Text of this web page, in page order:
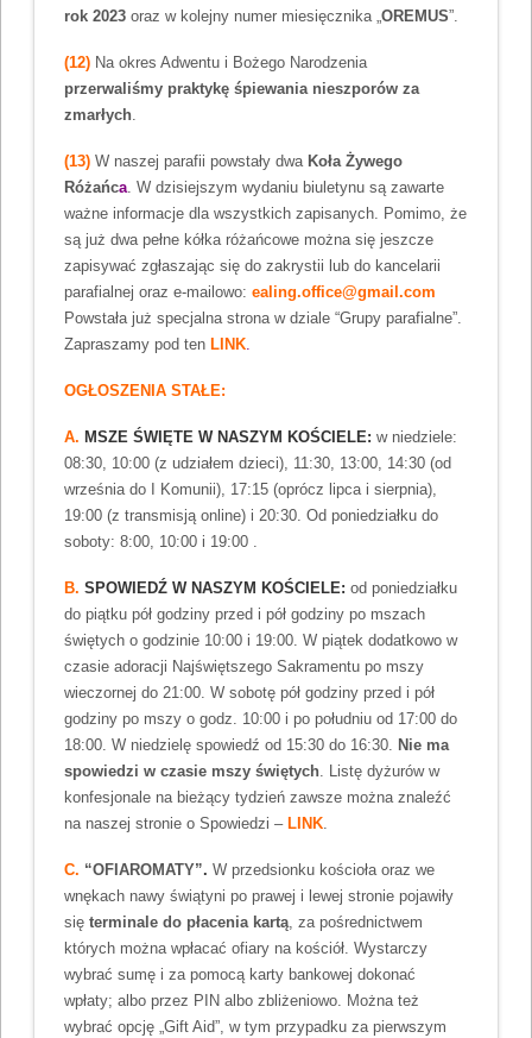
rok 2023oraz w kolejny numer miesięcznika „OREMUS”.
(12)Na okres Adwentu i Bożego Narodzenia
przerwaliśmy praktykę śpiewania nieszporów za
zmarłych.
(13) W naszej parafii powstały dwa Koła Żywego
Różańca. W dzisiejszym wydaniu biuletynu są zawarte
ważne informacje dla wszystkich zapisanych. Pomimo, że
są już dwa pełne kółka różańcowe można się jeszcze
zapisywać zgłaszając się do zakrystii lub do kancelarii
parafialnej oraz e-mailowo: ealing.office@gmail.com
Powstała już specjalna strona w dziale “Grupy parafialne”.
Zapraszamy pod ten LINK.
OGŁOSZENIA STAŁE:
A. MSZE ŚWIĘTE W NASZYM KOŚCIELE: w niedziele:
08:30, 10:00 (z udziałem dzieci), 11:30, 13:00, 14:30 (od
września do I Komunii), 17:15 (oprócz lipca i sierpnia),
19:00 (z transmisją online) i 20:30. Od poniedziałku do
soboty: 8:00, 10:00 i 19:00 .
B. SPOWIEDŹ W NASZYM KOŚCIELE: od poniedziałku
do piątku pół godziny przed i pół godziny po mszach
świętych o godzinie 10:00 i 19:00. W piątek dodatkowo w
czasie adoracji Najświętszego Sakramentu po mszy
wieczornej do 21:00. W sobotę pół godziny przed i pół
godziny po mszy o godz. 10:00 i po południu od 17:00 do
18:00. W niedzielę spowiedź od 15:30 do 16:30. Nie ma
spowiedzi w czasie mszy świętych. Listę dyżurów w
konfesjonale na bieżący tydzień zawsze można znaleźć
na naszej stronie o Spowiedzi – LINK.
C. “OFIAROMATY”. W przedsionku kościoła oraz we
wnękach nawy świątyni po prawej i lewej stronie pojawiły
się terminale do płacenia kartą, za pośrednictwem
których można wpłacać ofiary na kościół. Wystarczy
wybrać sumę i za pomocą karty bankowej dokonać
wpłaty; albo przez PIN albo zbliżeniowo. Można też
wybrać opcję „Gift Aid”, w tym przypadku za pierwszym